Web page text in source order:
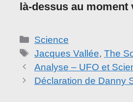
là-dessus au moment
Catégories
Science
Étiquettes
Jacques Vallée, The
Analyse – UFO et
Déclaration de Danny